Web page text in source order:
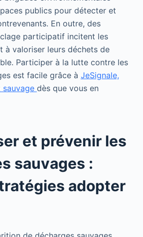
publics pour détecter et
En outre, des
participatif incitent les
à valoriser leurs déchets de
Participer à la lutte contre les
est facile grâce à JeSignale,
sauvage dès que vous en
et prévenir les
sauvages :
adopter